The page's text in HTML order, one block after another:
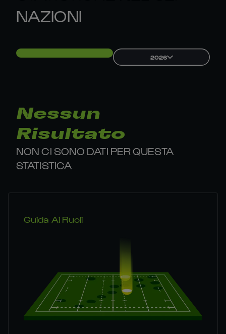
NAZIONI
2026
Nessun
Risultato
NON CI SONO DATI PER QUESTA
STATISTICA
Guida Ai Ruoli